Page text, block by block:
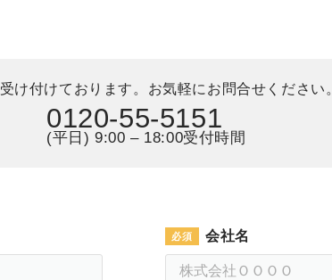
け付けております。 お気軽にお問合せください。
0120-55-5151
(平日) 9:00 – 18:00受付時間
会社名